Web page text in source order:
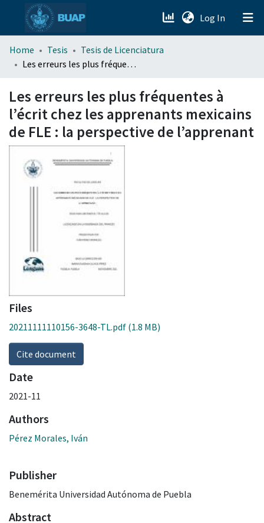
Log In (current)
menu.section.about_menu
Home Tesis
Tesis de Licenciatura
Les erreurs les plus fréquentes à l’écrit chez les apprenants mexicains de FLE : la perspective de l’apprenant
Les erreurs les plus fréquentes à
l’écrit chez les apprenants mexicains
de FLE : la perspective de l’apprenant
Files
20211111110156-3648-TL.pdf (1.8 MB)
Cite document
Date
2021-11
Authors
Pérez Morales, Iván
Publisher
Benemérita Universidad Autónoma de Puebla
Abstract